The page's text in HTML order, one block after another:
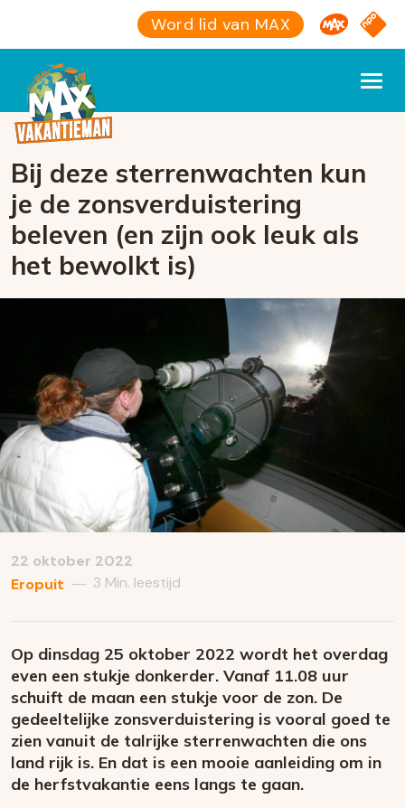
Word lid van MAX Omroep
NPO
Bij deze sterrenwachten kun
je de zonsverduistering
beleven (en zijn ook leuk als
het bewolkt is)
22 oktober 2022
Eropuit — 3 Min. leestijd
Op dinsdag 25 oktober 2022 wordt het overdag
even een stukje donkerder. Vanaf 11.08 uur
schuift de maan een stukje voor de zon. De
gedeeltelijke zonsverduistering is vooral goed te
zien vanuit de talrijke sterrenwachten die ons
land rijk is. En dat is een mooie aanleiding om in
de herfstvakantie eens langs te gaan.